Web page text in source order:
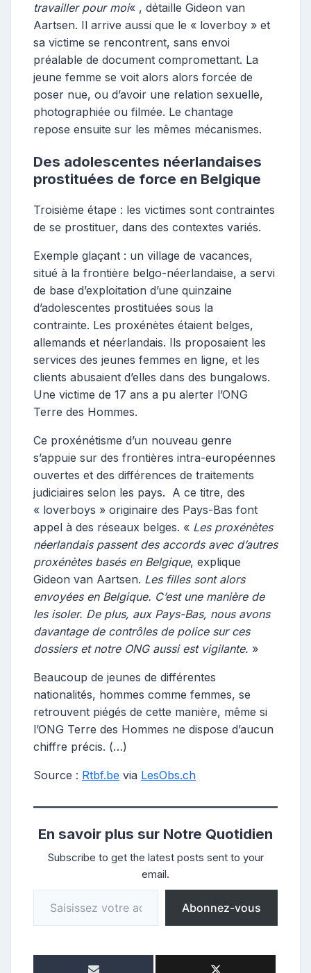
travailler pour moi« , détaille Gideon van
Aartsen. Il arrive aussi que le « loverboy » et
sa victime se rencontrent, sans envoi
préalable de document compromettant. La
jeune femme se voit alors alors forcée de
poser nue, ou d’avoir une relation sexuelle,
photographiée ou filmée. Le chantage
repose ensuite sur les mêmes mécanismes.
Des adolescentes néerlandaises
prostituées de force en Belgique
Troisième étape : les victimes sont contraintes
de se prostituer, dans des contextes variés.
Exemple glaçant : un village de vacances,
situé à la frontière belgo-néerlandaise, a servi
de base d’exploitation d’une quinzaine
d’adolescentes prostituées sous la
contrainte. Les proxénètes étaient belges,
allemands et néerlandais. Ils proposaient les
services des jeunes femmes en ligne, et les
clients abusaient d’elles dans des bungalows.
Une victime de 17 ans a pu alerter l’ONG
Terre des Hommes.
Ce proxénétisme d’un nouveau genre
s’appuie sur des frontières intra-européennes
ouvertes et des différences de traitements
judiciaires selon les pays. A ce titre, des
« loverboys » originaire des Pays-Bas font
appel à des réseaux belges. « Les proxénètes
néerlandais passent des accords avec d’autres
proxénètes basés en Belgique, explique
Gideon van Aartsen. Les filles sont alors
envoyées en Belgique. C’est une manière de
les isoler. De plus, aux Pays-Bas, nous avons
davantage de contrôles de police sur ces
dossiers et notre ONG aussi est vigilante. »
Beaucoup de jeunes de différentes
nationalités, hommes comme femmes, se
retrouvent piégés de cette manière, même si
l’ONG Terre des Hommes ne dispose d’aucun
chiffre précis. (…)
Source : Rtbf.be via LesObs.ch
En savoir plus sur Notre Quotidien
Subscribe to get the latest posts sent to your
email.
Saisissez votre adresse e-mail…
Abonnez-vous